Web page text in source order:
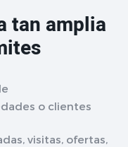
tan amplia
o clientes
visitas, ofertas,